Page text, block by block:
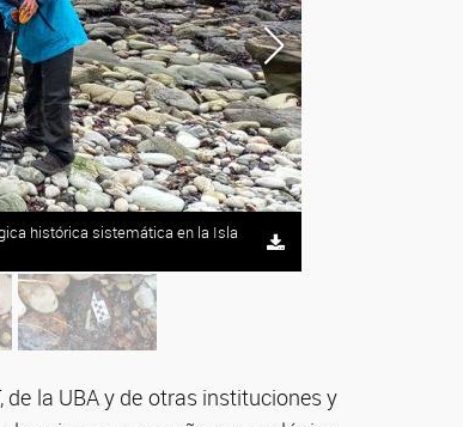
histórica sistemática en la Isla
de la UBA y de otras instituciones y